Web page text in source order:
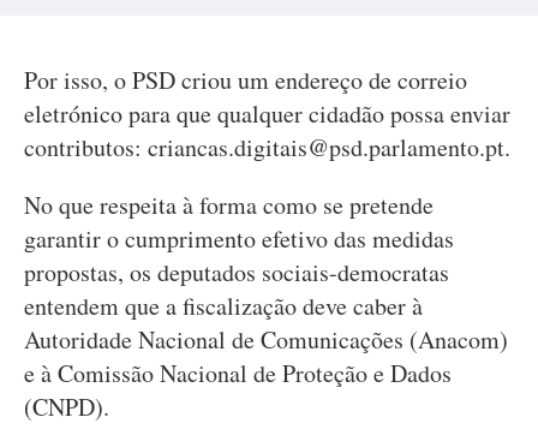
Por isso, o PSD criou um endereço de correio
eletrónico para que qualquer cidadão possa enviar
contributos: criancas.digitais@psd.parlamento.pt.
No que respeita à forma como se pretende
garantir o cumprimento efetivo das medidas
propostas, os deputados sociais-democratas
entendem que a fiscalização deve caber à
Autoridade Nacional de Comunicações (Anacom)
e à Comissão Nacional de Proteção e Dados
(CNPD).